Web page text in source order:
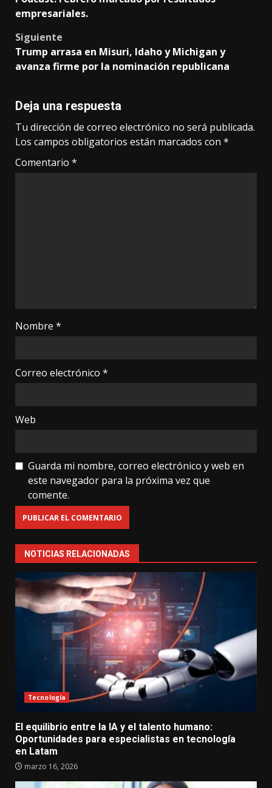
navigation
empresariales.
Siguiente
Trump arrasa en Misuri, Idaho y Michigan y
avanza firme por la nominación republicana
Deja una respuesta
Tu dirección de correo electrónico no será publicada.
Los campos obligatorios están marcados con *
Comentario *
Nombre *
Correo electrónico *
Web
Guarda mi nombre, correo electrónico y web en
este navegador para la próxima vez que
comente.
NOTICIAS RELACIONADAS
Tecnología
El equilibrio entre la IA y el talento humano:
Oportunidades para especialistas en tecnología
en Latam
marzo 16, 2026